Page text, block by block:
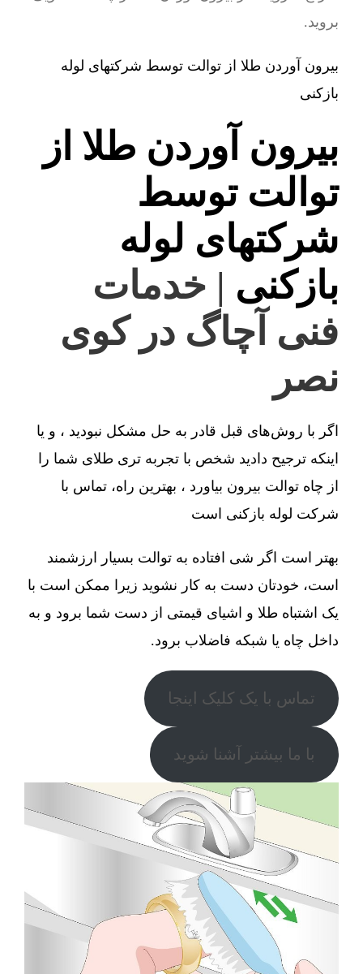
بروید.
بیرون آوردن طلا از توالت توسط شرکتهای لوله
بازکنی
بیرون آوردن طلا از
توالت توسط
شرکتهای لوله
بازکنی | خدمات
فنی آچاگ در کوی
نصر
اگر با روش‌های قبل قادر به حل مشکل نبودید ، و یا
اینکه ترجیح دادید شخص با تجربه تری طلای شما را
از چاه توالت بیرون بیاورد ، بهترین راه، تماس با
شرکت لوله بازکنی است
بهتر است اگر شی افتاده به توالت بسیار ارزشمند
است، خودتان دست به کار نشوید زیرا ممکن است با
یک اشتباه طلا و اشیای قیمتی از دست شما برود و به
داخل چاه یا شبکه فاضلاب برود.
تماس با یک کلیک اینجا
با ما بیشتر آشنا شوید